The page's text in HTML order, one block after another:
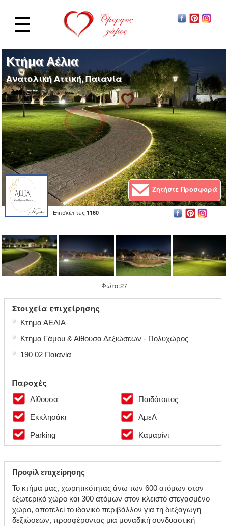
☰
Κτήμα Αέλια
Ανατολική Αττική, Παιανία
Επισκέπτες 1160
Ζητήστε Προσφορά
Φώτο:27
Στοιχεία επιχείρησης
● Κτήμα ΑΕΛΙΑ
● Κτήμα Γάμου & Αίθουσα Δεξιώσεων - Πολυχώρος
● 190 02 Παιανία
Παροχές
Αίθουσα
Εκκλησάκι
Parking
Παιδότοπος
ΑμεΑ
Καμαρίνι
Προφίλ επιχείρησης
Το κτήμα μας, χωρητικότητας άνω των 600 ατόμων στον
εξωτερικό χώρο και 300 ατόμων στον κλειστό στεγασμένο
χώρο, αποτελεί το ιδανικό περιβάλλον για τη διεξαγωγή
δεξιώσεων, προσφέροντας μια μοναδική συνδυαστική